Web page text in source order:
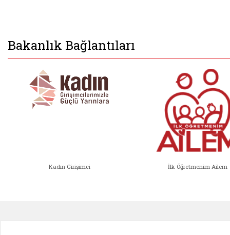
Bakanlık Bağlantıları
Kadın Girişimci İlk Öğretmenim Ailem